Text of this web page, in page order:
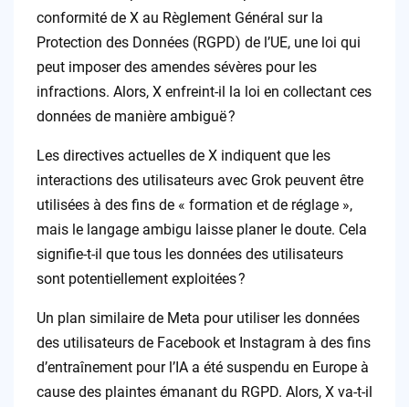
conformité de X au Règlement Général sur la
Protection des Données (RGPD) de l’UE, une loi qui
peut imposer des amendes sévères pour les
infractions. Alors, X enfreint-il la loi en collectant ces
données de manière ambiguë ?
Les directives actuelles de X indiquent que les
interactions des utilisateurs avec Grok peuvent être
utilisées à des fins de « formation et de réglage »,
mais le langage ambigu laisse planer le doute. Cela
signifie-t-il que tous les données des utilisateurs
sont potentiellement exploitées ?
Un plan similaire de Meta pour utiliser les données
des utilisateurs de Facebook et Instagram à des fins
d’entraînement pour l’IA a été suspendu en Europe à
cause des plaintes émanant du RGPD. Alors, X va-t-il